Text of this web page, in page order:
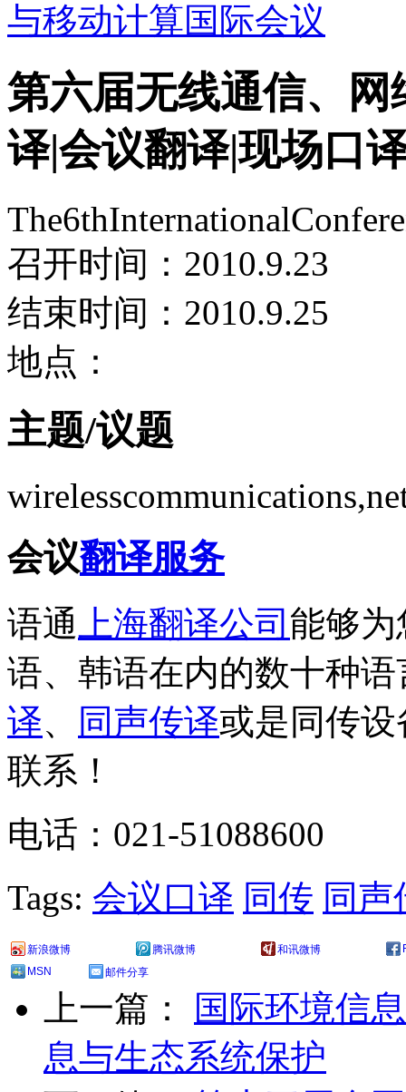
与移动计算国际会议
第六届无线通信、
译|会议翻译|现场口
召开时间：2010.9.23
结束时间：2010.9.25
地点：
主题/议题
会议翻译服务
语通 上海翻译公司 能够
语、韩语在内的数十种语
译、 同声传译或是同传
联系！
电话：021-51088600
Tags: 会议口译 同传 同声
新浪微博 腾讯微博 和讯微博
MSN
邮件分享
上一篇：
国际环境信
息与生态系统保护